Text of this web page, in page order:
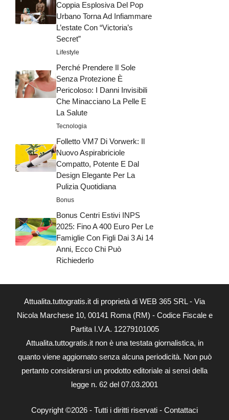
Coppia Esplosiva Del Pop
Urbano Torna Ad Infiammare
L’estate Con “Victoria’s
Secret”
Lifestyle
Perché Prendere Il Sole
Senza Protezione È
Pericoloso: I Danni Invisibili
Che Minacciano La Pelle E
La Salute
Tecnologia
Folletto VM7 Di Vorwerk: Il
Nuovo Aspirabriciole
Compatto, Potente E Dal
Design Elegante Per La
Pulizia Quotidiana
Bonus
Bonus Centri Estivi INPS
2025: Fino A 400 Euro Per Le
Famiglie Con Figli Dai 3 Ai 14
Anni, Ecco Chi Può
Richiederlo
Attualita.tuttogratis.it di proprietà di WEB 365 SRL - Via
Nicola Marchese 10, 00141 Roma (RM) - Codice Fiscale e
Partita I.V.A. 12279101005
Attualita.tuttogratis.it non è una testata giornalistica, in
quanto viene aggiornato senza alcuna periodicità. Non può
pertanto considerarsi un prodotto editoriale ai sensi della
legge n. 62 del 07.03.2001
Copyright ©2026 - Tutti i diritti riservati - Contattaci